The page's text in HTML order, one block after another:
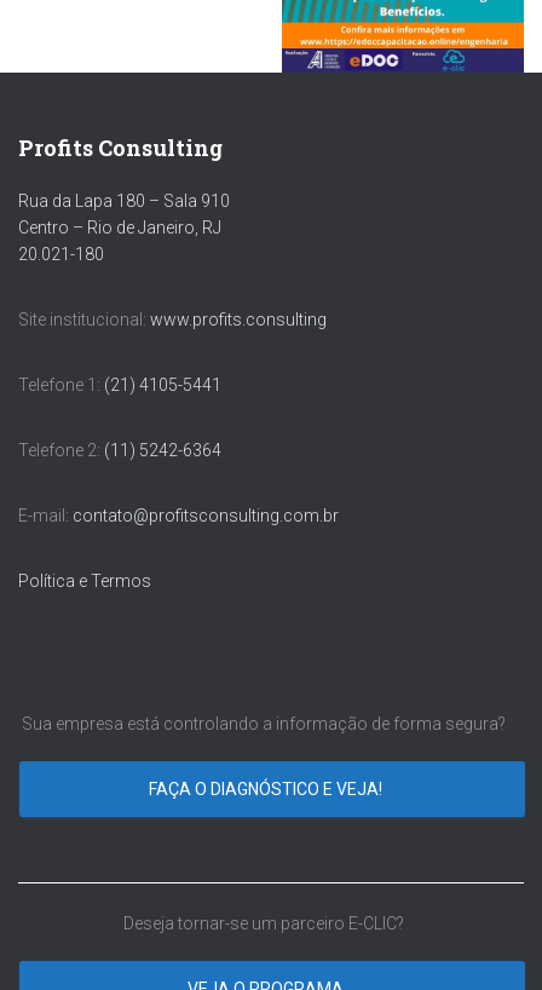
Profits Consulting
Rua da Lapa 180 – Sala 910
Centro – Rio de Janeiro, RJ
20.021-180
Site institucional: www.profits.consulting
Telefone 1: (21) 4105-5441
Telefone 2: (11) 5242-6364
E-mail: contato@profitsconsulting.com.br
Política e Termos
Sua empresa está controlando a informação de forma segura?
FAÇA O DIAGNÓSTICO E VEJA!
Deseja tornar-se um parceiro E-CLIC?